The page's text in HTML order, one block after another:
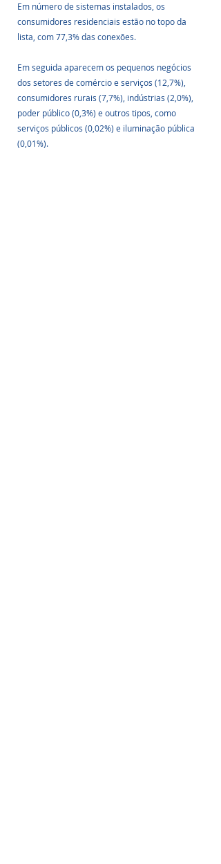
Em número de sistemas instalados, os
consumidores residenciais estão no topo da
lista, com 77,3% das conexões.
Em seguida aparecem os pequenos negócios
dos setores de comércio e serviços (12,7%),
consumidores rurais (7,7%), indústrias (2,0%),
poder público (0,3%) e outros tipos, como
serviços públicos (0,02%) e iluminação pública
(0,01%).